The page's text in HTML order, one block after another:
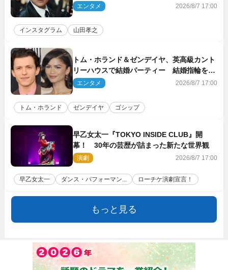
エンタメ 2026/8/7 17:00
インスタグラム 山田孝之
トム・ホランド＆ゼンデイヤ、英高級カント
リーハウスで結婚パーティー 結婚指輪を身
に着けたトムも初キャッチ
エンタメ 2026/8/7 17:00
トム・ホランド ゼンデイヤ ゴシップ
早乙女太一『TOKYO INSIDE CLUB』開
幕！ 30年の芸歴が詰まった新たな世界観
演劇 2026/8/7 17:00
早乙女太一 ダンス・パフォーマン... ローチケ演劇宣言！
もっと見る